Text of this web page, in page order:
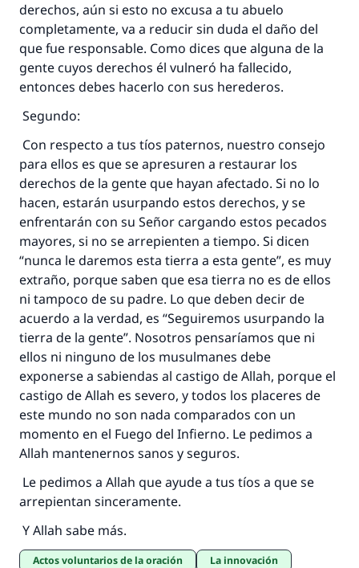
derechos, aún si esto no excusa a tu abuelo
completamente, va a reducir sin duda el daño del
que fue responsable. Como dices que alguna de la
gente cuyos derechos él vulneró ha fallecido,
entonces debes hacerlo con sus herederos.
Segundo:
Con respecto a tus tíos paternos, nuestro consejo
para ellos es que se apresuren a restaurar los
derechos de la gente que hayan afectado. Si no lo
hacen, estarán usurpando estos derechos, y se
enfrentarán con su Señor cargando estos pecados
mayores, si no se arrepienten a tiempo. Si dicen
“nunca le daremos esta tierra a esta gente”, es muy
extraño, porque saben que esa tierra no es de ellos
ni tampoco de su padre. Lo que deben decir de
acuerdo a la verdad, es “Seguiremos usurpando la
tierra de la gente”. Nosotros pensaríamos que ni
ellos ni ninguno de los musulmanes debe
exponerse a sabiendas al castigo de Allah, porque el
castigo de Allah es severo, y todos los placeres de
este mundo no son nada comparados con un
momento en el Fuego del Infierno. Le pedimos a
Allah mantenernos sanos y seguros.
Le pedimos a Allah que ayude a tus tíos a que se
arrepientan sinceramente.
Y Allah sabe más.
Actos voluntarios de la oración
La innovación